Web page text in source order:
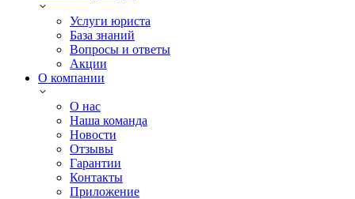
Услуги юриста
База знаний
Вопросы и ответы
Акции
О компании
О нас
Наша команда
Новости
Отзывы
Гарантии
Контакты
Приложение